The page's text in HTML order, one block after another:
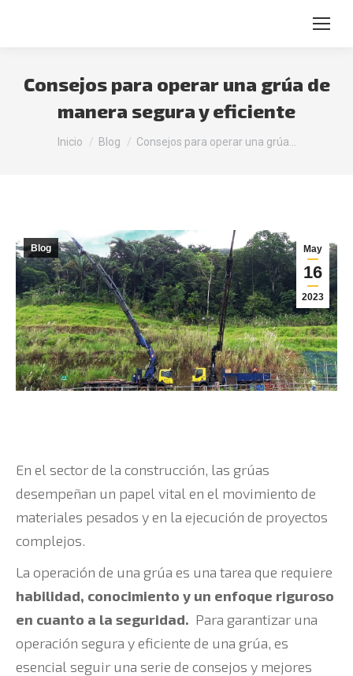
Buscar:
Consejos para operar una grúa de
manera segura y eficiente
Estás aquí:
Inicio Blog Consejos para operar una grúa…
May
16
2023
Blog
En el sector de la construcción, las grúas
desempeñan un papel vital en el movimiento de
materiales pesados y en la ejecución de proyectos
complejos.
La operación de una grúa es una tarea que requiere
habilidad, conocimiento y un enfoque riguroso
en cuanto a la seguridad. Para garantizar una
operación segura y eficiente de una grúa, es
esencial seguir una serie de consejos y mejores